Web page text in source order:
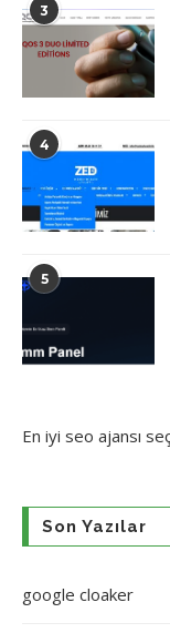
3
4
5
En iyi seo ajansı
Son Yazılar
google cloaker